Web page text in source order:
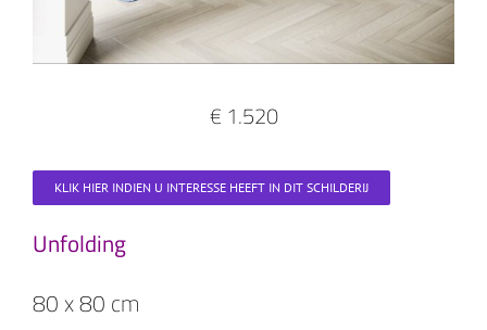
€ 1.520
KLIK HIER INDIEN U INTERESSE HEEFT IN DIT SCHILDERIJ
Unfolding
80 x 80 cm